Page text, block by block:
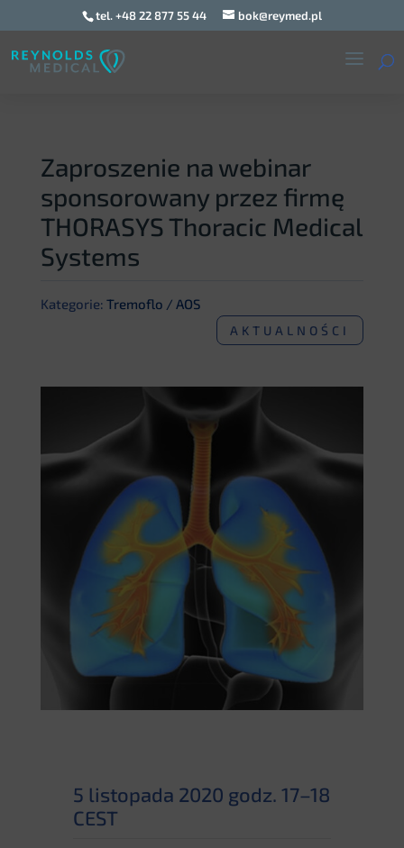
tel. +48 22 877 55 44 bok@reymed.pl
Zaproszenie na webinar
sponsorowany przez firmę
THORASYS Thoracic Medical
Systems
Kategorie: Tremoflo / AOS
AKTUALNOŚCI
5 listopada 2020 godz. 17–18
CEST